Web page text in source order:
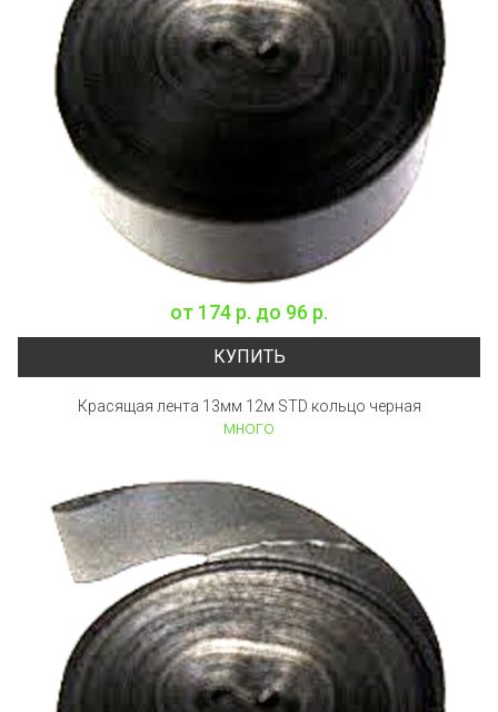
от 174 р. до 96 р.
КУПИТЬ
Красящая лента 13мм 12м STD кольцо черная
много